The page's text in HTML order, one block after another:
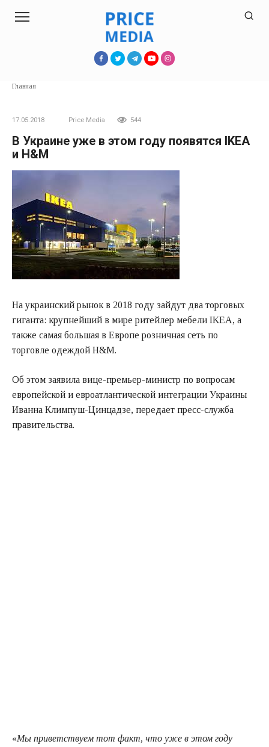
Главная
17.05.2018 Price Media 544
В Украине уже в этом году появятся IKEA
и H&M
На украинский рынок в 2018 году зайдут два торговых
гиганта: крупнейший в мире ритейлер мебели IKEA, а
также самая большая в Европе розничная сеть по
торговле одеждой H&M.
Об этом заявила вице-премьер-министр по вопросам
европейской и евроатлантической интеграции Украины
Иванна Климпуш-Цинцадзе, передает пресс-служба
правительства.
«Мы приветствуем тот факт, что уже в этом году